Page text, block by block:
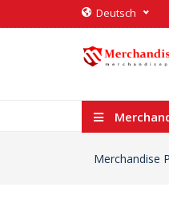
Deutsch
Merchandise